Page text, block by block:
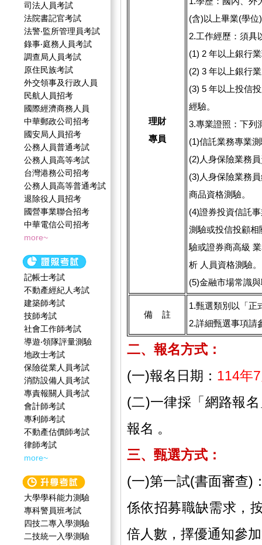
司法人員考試
法院書記官考試
法警‧監所管理員考試
錄事‧庭務人員考試
調查局人員考試
原住民族考試
外交領事及行政人員
民航人員招考
國際經濟商務人員
中華郵政公司招考
國安局人員招考
公務人員普通考試
公務人員高等考試
台灣港務公司招考
公務人員高等普通考試
退除役人員招考
國營事業聯合招考
中華電信公司招考
more~
記帳士考試
不動產經紀人考試
建築師考試
技師考試
社會工作師‍考試
導遊‧領隊評量測驗
地政士考試
保險從業人員考試
消防設備人員考試
專責報關人員考試
會計師考試
專利師考試
不動產估價師考試
律師考試
more~
大學學科能力測驗
專科警員班考試
四技二專入學測驗
二技統一入學測驗
理財
專員
(含)以上畢業(學位
2.工作經歷：須具
(1) 2 年以上銀行
(2) 3 年以上銀行
(3) 5 年以上投信
經驗。
3.專業證照：下列
(1)信託業務專業
(2)人身保險業務
(3)人身保險業務
商品資格測驗。
(4)證券投資信託
測驗或投信投顧
驗或證券商高級
析 人員資格測驗。
(5)金融市場常識
備 註
1.甄選類別以「正
2.詳細甄選事項請
二、報名方式：
(一)報名日期： 114年
(二)一律採「網路報
報名 。
三、甄選方式：
(一)第一試(書面審查)
係依招募職缺需求，
倍人數，擇優通知參